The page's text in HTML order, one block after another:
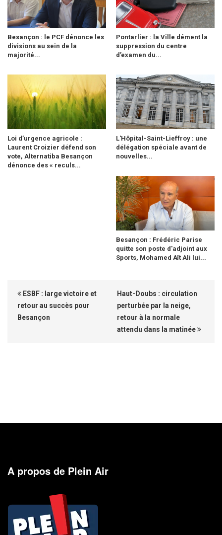
Besançon : le PCF dénonce les
divisions au sein de la
majorité...
Pontarlier : la Ville dément la
suppression du centre
d’examen du...
Loi d’urgence agricole :
Laurent Croizier défend son
vote, Alternatiba Besançon
dénonce des « reculs...
L'Hôpital-Saint-Lieffroy : une
délégation spéciale avant de
nouvelles...
Besançon : Frédéric Parise
quitte son poste d'adjoint aux
Sports, Mohamed Aït Ali lui...
ESBF : large victoire et
retour au succès pour
Besançon
Haut-Doubs : circulation
perturbée par la neige,
retour à la normale
attendu dans la matinée
A propos de Plein Air